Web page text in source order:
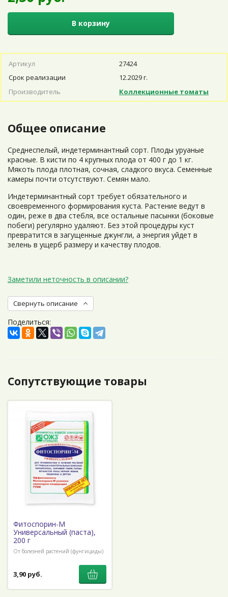
В корзину
Артикул
27424
Срок реализации
12.2029 г.
Производитель
Коллекционные томаты
Общее описание
Среднеспелый, индетерминантный сорт. Плоды уруаные
красные. В кисти по 4 крупных плода от 400 г до 1 кг.
Мякоть плода плотная, сочная, сладкого вкуса. Семенные
камеры почти отсутствуют. Семян мало.
Индетерминантный сорт требует обязательного и
своевременного формирования куста. Растение ведут в
один, реже в два стебля, все остальные пасынки (боковые
побеги) регулярно удаляют. Без этой процедуры куст
превратится в загущенные джунгли, а энергия уйдет в
зелень в ущерб размеру и качеству плодов.
Заметили неточность в описании?
Свернуть описание
Поделиться:
Сопутствующие товары
Фитоспорин-М
Универсальный (паста),
200 г
От болезней растений (фунгициды)
3,90 руб.